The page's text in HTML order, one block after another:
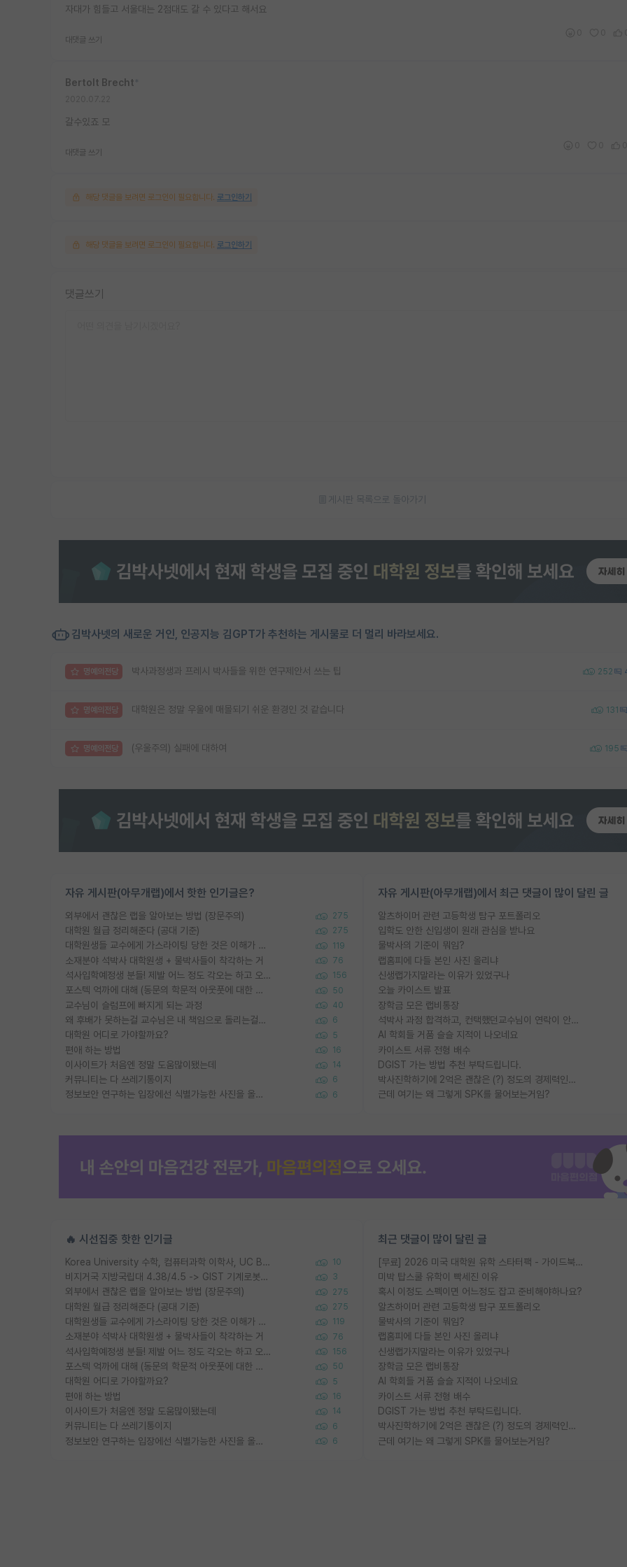
자대가 힘들고 서울대는 2점대도 갈 수 있다고 해서요
대댓글 쓰기
Bertolt Brecht
갈수있죠 모
대댓글 쓰기
해당 댓글을 보려면 로그인이 필요합니다. 로그인하기
해당 댓글을 보려면 로그인이 필요합니다. 로그인하기
댓글쓰기
게시판 목록으로 돌아가기
김박사넷의 새로운 거인, 인공지능 김GPT가 추천하는 게시물로 더 멀리 바라보세요.
명예의전당 박사과정생과 프레시 박사들을 위한 연구제안서 쓰는 팁 252
명예의전당 대학원은 정말 우울에 매몰되기 쉬운 환경인 것 같습니다 131
명예의전당 (우울주의) 실패에 대하여 195
자유 게시판(아무개랩)에서 핫한 인기글은?
외부에서 괜찮은 랩을 알아보는 방법 (장문주의) 275
대학원 월급 정리해준다 (공대 기준) 275
대학원생들 교수에게 가스라이팅 당한 것은 이해가 갑니다. 안타깝네요. 119
소재분야 석박사 대학원생 + 물박사들이 착각하는 거 76
석사입학예정생 분들! 제발 어느 정도 각오는 하고 오세요. 156
포스텍 억까에 대해 (동문의 학문적 아웃풋에 대한 반박) 50
교수님이 슬럼프에 빠지게 되는 과정 40
왜 후배가 못하는걸 교수님은 내 책임으로 돌리는걸까요? 6
대학원 어디로 가야할까요? 5
편애 하는 방법 16
이사이트가 처음엔 정말 도움많이됐는데 14
커뮤니티는 다 쓰레기통이지 6
정보보안 연구하는 입장에선 식별가능한 사진을 올리는건 비추이긴함 6
자유 게시판(아무개랩)에서 최근 댓글이 많이 달린 글
알츠하이머 관련 고등학생 탐구 포트폴리오
입학도 안한 신입생이 원래 관심을 받나요
물박사의 기준이 뭐임?
랩홈피에 다들 본인 사진 올리냐
신생랩가지말라는 이유가 있었구나
오늘 카이스트 발표
장학금 모은 랩비통장
석박사 과정 합격하고, 컨택했던교수님이 연락이 안됩니다...
AI 학회들 거품 슬슬 지적이 나오네요
카이스트 서류 전형 배수
DGIST 가는 방법 추천 부탁드립니다.
박사진학하기에 2억은 괜찮은 (?) 정도의 경제력인가요
근데 여기는 왜 그렇게 SPK를 물어보는거임?
🔥 시선집중 핫한 인기글
Korea University 수학, 컴퓨터과학 이학사, UC Berkeley 산업공학 대학원 공학박사가 되는 것은 쉽지 않겠죠? 10
비지거국 지방국립대 4.38/4.5 -> GIST 기계로봇공학과 석사 3
외부에서 괜찮은 랩을 알아보는 방법 (장문주의) 275
대학원 월급 정리해준다 (공대 기준) 275
대학원생들 교수에게 가스라이팅 당한 것은 이해가 갑니다. 안타깝네요. 119
소재분야 석박사 대학원생 + 물박사들이 착각하는 거 76
석사입학예정생 분들! 제발 어느 정도 각오는 하고 오세요. 156
포스텍 억까에 대해 (동문의 학문적 아웃풋에 대한 반박) 50
대학원 어디로 가야할까요? 5
편애 하는 방법 16
이사이트가 처음엔 정말 도움많이됐는데 14
커뮤니티는 다 쓰레기통이지 6
정보보안 연구하는 입장에선 식별가능한 사진을 올리는건 비추이긴함 6
최근 댓글이 많이 달린 글
[무료] 2026 미국 대학원 유학 스타터팩 - 가이드북 & 합격자 컨택메일 템플릿
미박 탑스쿨 유학이 빡세진 이유
혹시 이정도 스펙이면 어느정도 잡고 준비해야하나요?
알츠하이머 관련 고등학생 탐구 포트폴리오
물박사의 기준이 뭐임?
랩홈피에 다들 본인 사진 올리냐
신생랩가지말라는 이유가 있었구나
장학금 모은 랩비통장
AI 학회들 거품 슬슬 지적이 나오네요
카이스트 서류 전형 배수
DGIST 가는 방법 추천 부탁드립니다.
박사진학하기에 2억은 괜찮은 (?) 정도의 경제력인가요
근데 여기는 왜 그렇게 SPK를 물어보는거임?